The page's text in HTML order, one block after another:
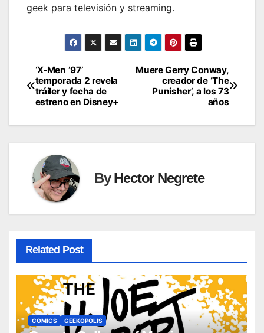
geek para televisión y streaming.
Post
navigation
Muere Gerry Conway,
creador de ‘The
Punisher’, a los 73
años
‘X-Men ’97’
temporada 2 revela
tráiler y fecha de
estreno en Disney+
ByHector Negrete
Related Post
COMICS GEEKOPOLIS